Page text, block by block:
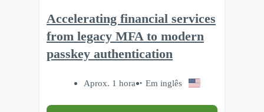
Accelerating financial services
from legacy MFA to modern
passkey authentication
Aprox. 1 hora Em inglês